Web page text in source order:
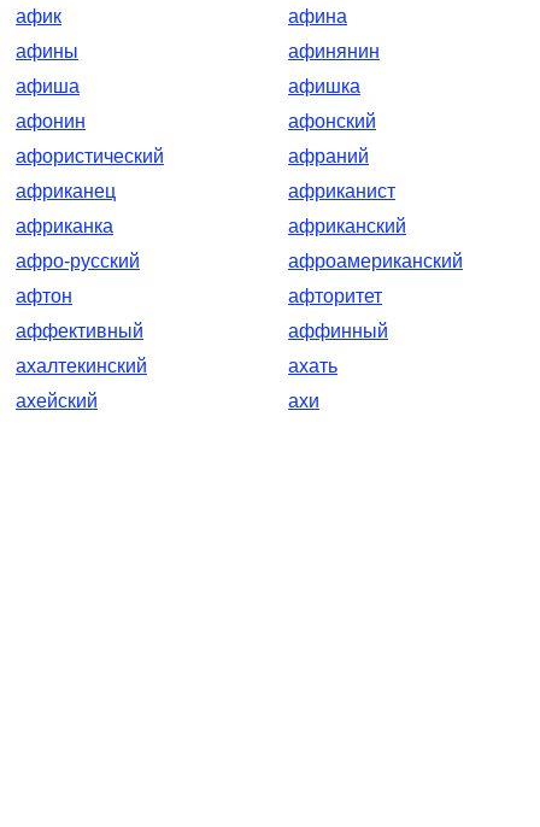
афик
афина
афины
афинянин
афиша
афишка
афонин
афонский
афористический
афраний
африканец
африканист
африканка
африканский
афро-русский
афроамериканский
афтон
афторитет
аффективный
аффинный
ахалтекинский
ахать
ахейский
ахи